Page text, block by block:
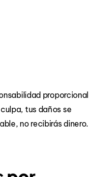
proporcional
tus daños se
no recibirás dinero.